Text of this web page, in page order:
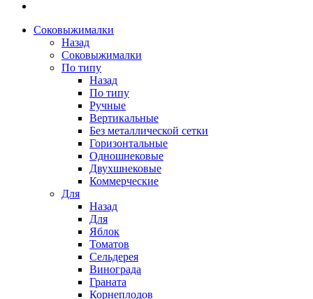
Соковыжималки
Назад
Соковыжималки
По типу
Назад
По типу
Ручные
Вертикальные
Без металлической сетки
Горизонтальные
Одношнековые
Двухшнековые
Коммерческие
Для
Назад
Для
Яблок
Томатов
Cельдерея
Винограда
Граната
Корнеплодов